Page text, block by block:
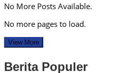
No More Posts Available.
No more pages to load.
View More
Berita Populer